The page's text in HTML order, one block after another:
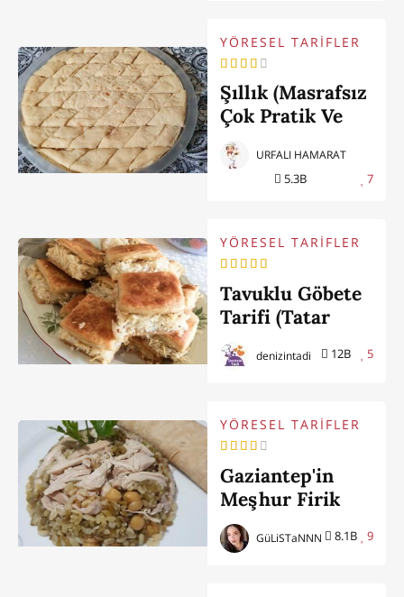
YÖRESEL TARİFLER
Şıllık (Masrafsız
Çok Pratik Ve
Enfes Tadıyla
Şanlıurfanın
Yöresel Lezzeti)
5.3B 7
URFALI HAMARAT
YÖRESEL TARİFLER
Tavuklu Göbete
Tarifi (Tatar
Böreği)
12B 5
denizintadi
YÖRESEL TARİFLER
Gaziantep'in
Meşhur Firik
Pilavı
8.1B 9
GüLiSTaNNN